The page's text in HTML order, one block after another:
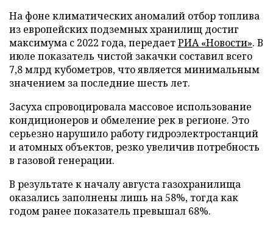
На фоне климатических аномалий отбор топлива
из европейских подземных хранилищ достиг
максимума с 2022 года, передаетРИА «Новости». В
июле показатель чистой закачки составил всего
7,8 млрд кубометров, что является минимальным
значением за последние шесть лет.
Засуха спровоцировала массовое использование
кондиционеров и обмеление рек в регионе. Это
серьезно нарушило работу гидроэлектростанций
и атомных объектов, резко увеличив потребность
в газовой генерации.
В результате к началу августа газохранилища
оказались заполнены лишь на 58%, тогда как
годом ранее показатель превышал 68%.